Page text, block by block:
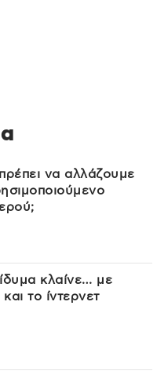
να αλλάζουμε
κλαίνε… με
το ίντερνετ